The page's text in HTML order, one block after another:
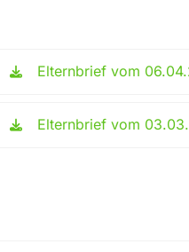
Elternbrief vom
Elternbrief vom